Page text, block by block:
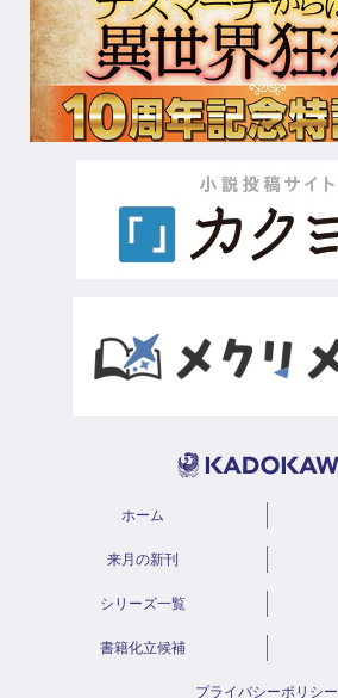
ホーム
来月の新刊
シリーズ一覧
書籍化立候補
プライバシーポリシー